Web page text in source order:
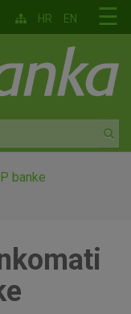
☰
HR EN
banke